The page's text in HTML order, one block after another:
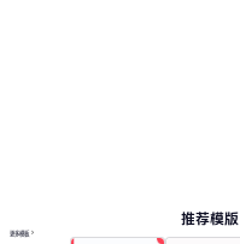
推荐模版
更多模板